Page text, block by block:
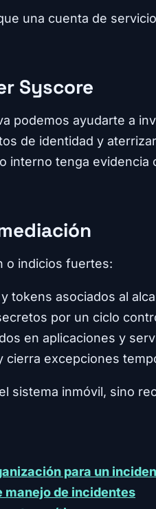
una cuenta de
Syscore
podemos ayudarte a
de identidad y
interno tenga evidencia
o indicios fuertes:
tokens asociados al
por un ciclo
en aplicaciones y
cierra excepciones
sistema inmóvil, sino
para un
manejo de incidentes